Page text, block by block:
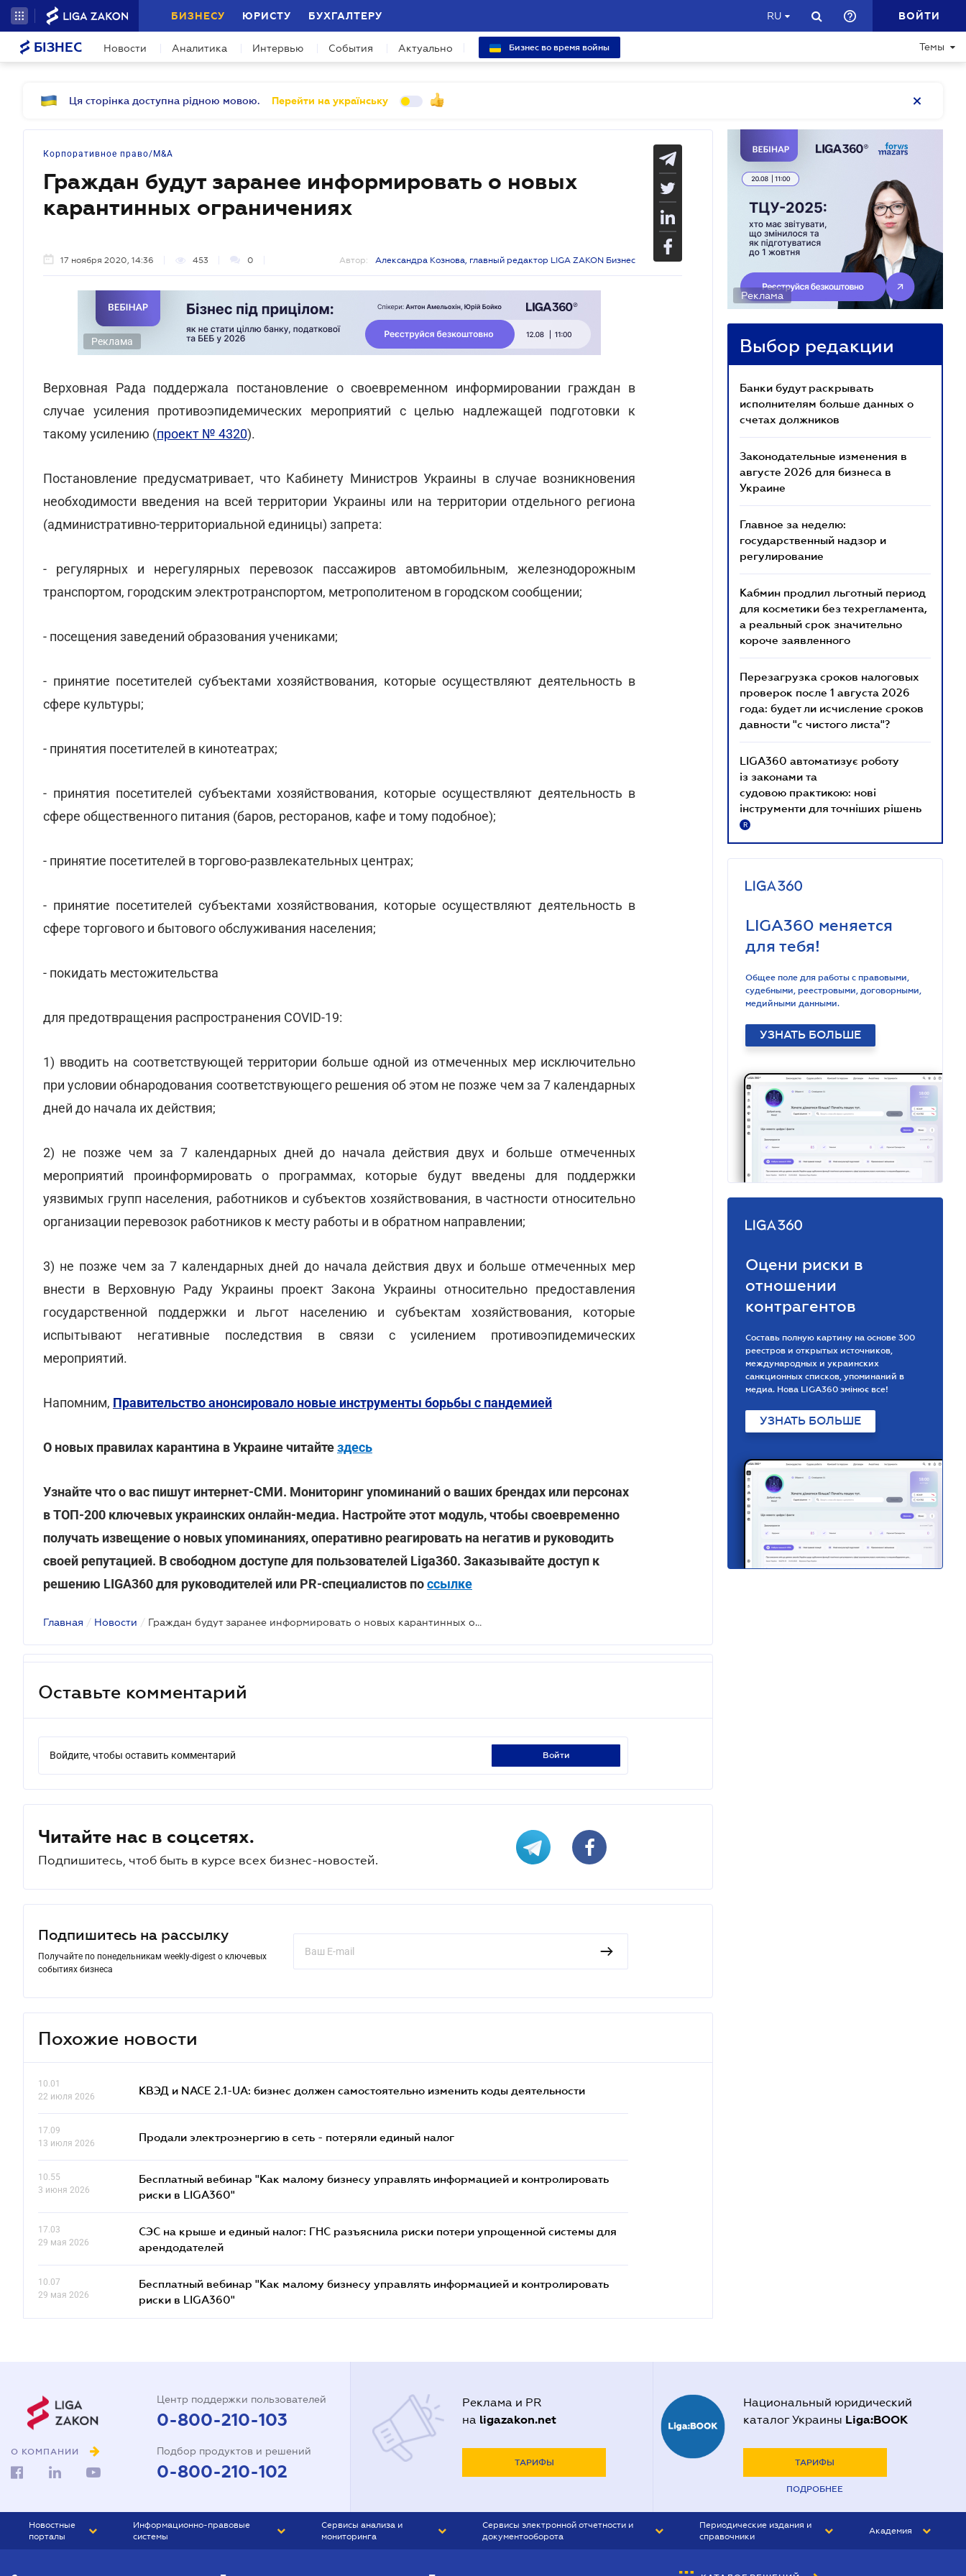
БИЗНЕСУ ЮРИСТУ БУХГАЛТЕРУ RU ВОЙТИ
БІЗНЕС Новости Аналитика Интервью События Актуально Бизнес во время войны Темы
Ця сторінка доступна рідною мовою. Перейти на українську
Корпоративное право/M&A
Граждан будут заранее информировать о новых
карантинных ограничениях
17 ноября 2020, 14:36 453 0 Автор: Александра Кознова, главный редактор LIGA ZAKON Бизнес
Реклама
Верховная Рада поддержала постановление о своевременном информировании граждан в
случае усиления противоэпидемических мероприятий с целью надлежащей подготовки к
такому усилению (проект № 4320).
Постановление предусматривает, что Кабинету Министров Украины в случае возникновения
необходимости введения на всей территории Украины или на территории отдельного региона
(административно-территориальной единицы) запрета:
- регулярных и нерегулярных перевозок пассажиров автомобильным, железнодорожным
транспортом, городским электротранспортом, метрополитеном в городском сообщении;
- посещения заведений образования учениками;
- принятие посетителей субъектами хозяйствования, которые осуществляют деятельность в
сфере культуры;
- принятия посетителей в кинотеатрах;
- принятия посетителей субъектами хозяйствования, которые осуществляют деятельность в
сфере общественного питания (баров, ресторанов, кафе и тому подобное);
- принятие посетителей в торгово-развлекательных центрах;
- принятие посетителей субъектами хозяйствования, которые осуществляют деятельность в
сфере торгового и бытового обслуживания населения;
- покидать местожительства
для предотвращения распространения COVID-19:
1) вводить на соответствующей территории больше одной из отмеченных мер исключительно
при условии обнародования соответствующего решения об этом не позже чем за 7 календарных
дней до начала их действия;
2) не позже чем за 7 календарных дней до начала действия двух и больше отмеченных
мероприятий проинформировать о программах, которые будут введены для поддержки
уязвимых групп населения, работников и субъектов хозяйствования, в частности относительно
организации перевозок работников к месту работы и в обратном направлении;
3) не позже чем за 7 календарных дней до начала действия двух и больше отмеченных мер
внести в Верховную Раду Украины проект Закона Украины относительно предоставления
государственной поддержки и льгот населению и субъектам хозяйствования, которые
испытывают негативные последствия в связи с усилением противоэпидемических
мероприятий.
Напомним, Правительство анонсировало новые инструменты борьбы с пандемией
О новых правилах карантина в Украине читайтездесь
Узнайте что о вас пишут интернет-СМИ. Мониторинг упоминаний о ваших брендах или персонах
в ТОП-200 ключевых украинских онлайн-медиа. Настройте этот модуль, чтобы своевременно
получать извещение о новых упоминаниях, оперативно реагировать на негатив и руководить
своей репутацией. В свободном доступе для пользователей Liga360. Заказывайте доступ к
решению LIGA360 для руководителей или PR-специалистов поссылке
Главная / Новости / Граждан будут заранее информировать о новых карантинных ограничениях
Оставьте комментарий
Войдите, чтобы оставить комментарий войти
Читайте нас в соцсетях.
Подпишитесь, чтоб быть в курсе всех бизнес-новостей.
Подпишитесь на рассылку
Получайте по понедельникам weekly-digest о ключевых
событиях бизнеса
Похожие новости
10.01
22 июля 2026
КВЭД и NACE 2.1-UA: бизнес должен самостоятельно изменить коды деятельности
17.09
13 июля 2026
Продали электроэнергию в сеть - потеряли единый налог
10.55
3 июня 2026
Бесплатный вебинар "Как малому бизнесу управлять информацией и контролировать
риски в LIGA360"
17.03
29 мая 2026
СЭС на крыше и единый налог: ГНС разъяснила риски потери упрощенной системы для
арендодателей
10.07
29 мая 2026
Бесплатный вебинар "Как малому бизнесу управлять информацией и контролировать
риски в LIGA360"
Реклама
Выбор редакции
Банки будут раскрывать
исполнителям больше данных о
счетах должников
Законодательные изменения в
августе 2026 для бизнеса в
Украине
Главное за неделю:
государственный надзор и
регулирование
Кабмин продлил льготный период
для косметики без техрегламента,
а реальный срок значительно
короче заявленного
Перезагрузка сроков налоговых
проверок после 1 августа 2026
года: будет ли исчисление сроков
давности "с чистого листа"?
LIGA360 автоматизує роботу
із законами та
судовою практикою: нові
інструменти для точніших рішень
R
LIGA360 меняется
для тебя!
Общее поле для работы с правовыми,
судебными, реестровыми, договорными,
медийными данными.
УЗНАТЬ БОЛЬШЕ
Оцени риски в
отношении
контрагентов
Составь полную картину на основе 300
реестров и открытых источников,
международных и украинских
санкционных списков, упоминаний в
медиа. Нова LIGA360 змінює все!
УЗНАТЬ БОЛЬШЕ
О КОМПАНИИ
Центр поддержки пользователей
0-800-210-103
Подбор продуктов и решений
0-800-210-102
Реклама и PR
на ligazakon.net
ТАРИФЫ
Национальный юридический
каталог Украины Liga:BOOK
ТАРИФЫ
ПОДРОБНЕЕ
Новостные
порталы
Информационно-правовые
системы
Сервисы анализа и
мониторинга
Сервисы электронной отчетности и
документооборота
Периодические издания и
справочники
Академия